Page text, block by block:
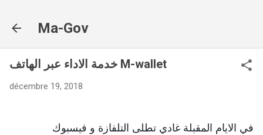
Ma-Gov
خدمة الاداء عبر الهاتف M-wallet
décembre 19, 2018
في الايام المقبلة غادي تطلى التلفازة و فيسبوك